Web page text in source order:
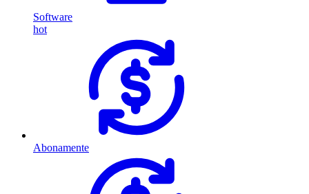
Software
hot
Abonamente